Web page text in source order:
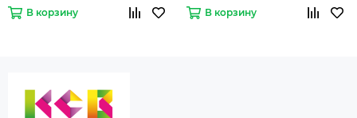
В корзину В корзину